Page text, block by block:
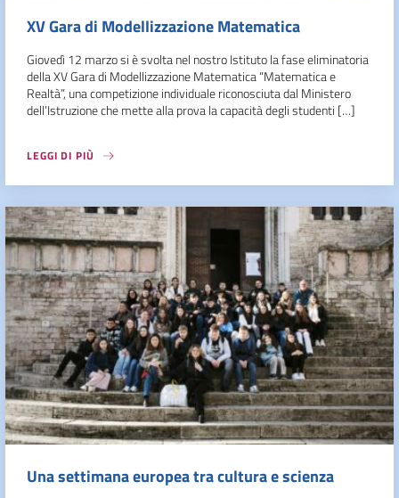
XV Gara di Modellizzazione Matematica
Giovedì 12 marzo si è svolta nel nostro Istituto la fase eliminatoria
della XV Gara di Modellizzazione Matematica “Matematica e
Realtà”, una competizione individuale riconosciuta dal Ministero
dell’Istruzione che mette alla prova la capacità degli studenti […]
LEGGI DI PIÙ
Una settimana europea tra cultura e scienza